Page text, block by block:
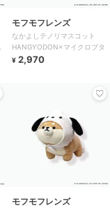
モフモフレンズ
なかよしテノリマスコット
HANGYODON×マイクロブタ
¥ 2,970
モフモフレンズ